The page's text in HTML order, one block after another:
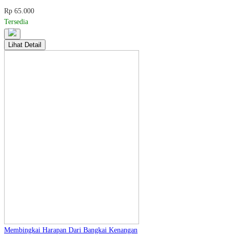
Rp 65.000
Tersedia
Lihat Detail
Membingkai Harapan Dari Bangkai Kenangan